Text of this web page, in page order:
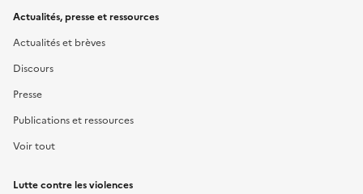
Actualités, presse et ressources
Actualités et brèves
Discours
Presse
Publications et ressources
Voir tout
Lutte contre les violences